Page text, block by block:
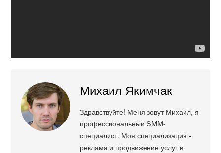
Михаил Якимчак
Здравствуйте! Меня зовут Михаил, я
профессиональный SMM-
специалист. Моя специализация -
реклама и продвижение услуг в